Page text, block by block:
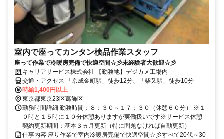
室内で座ってカンタン検品作業スタッフ
座って作業で冷暖房完備で快適空間☆彡未経験者大歓迎☆彡
キャリアサービス株式会社 【勤務地】デジカメ工場内
交通・アクセス 「京成金町駅」徒歩12分、「柴又駅」徒歩10分
時給1,400円以上
東京都東京23区葛飾区
勤務時間詳細 勤務時間：８：３０～１７：３０（休憩６０分） ※１
０時と１５時に１０分休憩ありますが実働扱いです※サービス休憩
契約更新期間：基本３ヵ月更新（特に問題なければ自動更新）
仕事内容 座り作業で室内冷暖房完備で快適空間☆彡すべて20代～30